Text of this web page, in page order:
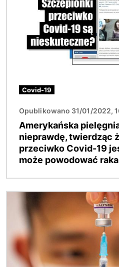
Covid-19
Opublikowano 31/01/2022,
Amerykańska
nieprawdę, twierdząc
przeciwko Covid-19
może powodować raka